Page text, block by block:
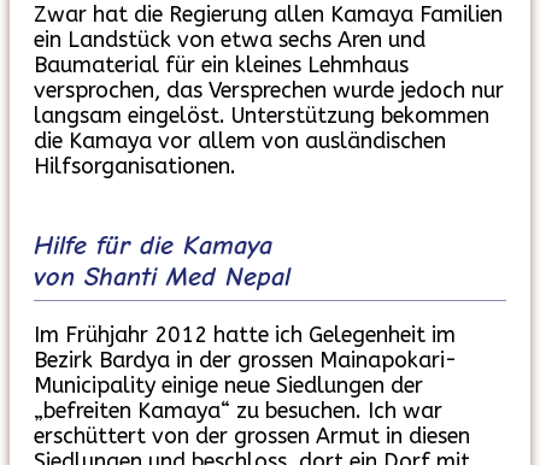
Zwar hat die Regierung allen Kamaya Familien
ein Landstück von etwa sechs Aren und
Baumaterial für ein kleines Lehmhaus
versprochen, das Versprechen wurde jedoch nur
langsam eingelöst. Unterstützung bekommen
die Kamaya vor allem von ausländischen
Hilfsorganisationen.
Hilfe für die Kamaya
von Shanti Med Nepal
Im Frühjahr 2012 hatte ich Gelegenheit im
Bezirk Bardya in der grossen Mainapokari-
Municipality einige neue Siedlungen der
„befreiten Kamaya“ zu besuchen. Ich war
erschüttert von der grossen Armut in diesen